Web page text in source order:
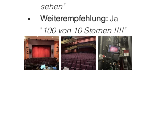
sehen"
Weiterempfehlung: Ja
" 100 von 10 Sternen !!!!"